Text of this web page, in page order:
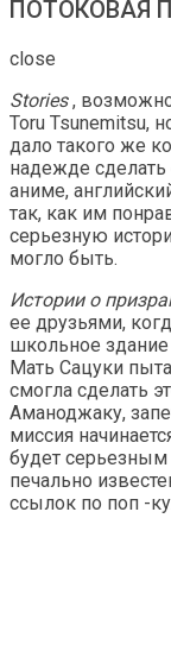
ПОТОКОВАЯ
close
Stories,
Toru Tsunemitsu,
дало такого же
надежде
аниме,
так, как им
серьезную
могло быть.
Истории о
ее друзьями,
школьное
Мать Сацуки
смогла сделать
Аманоджаку,
миссия
будет серьезным
печально
ссылок по поп -